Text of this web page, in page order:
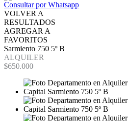
Consultar por Whatsapp
VOLVER A
RESULTADOS
AGREGAR A
FAVORITOS
Sarmiento 750 5º B
ALQUILER
$650.000